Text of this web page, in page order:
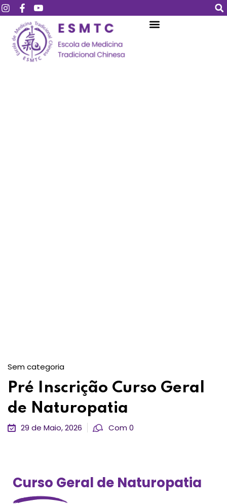
Sem categoria
Pré Inscrição Curso Geral
de Naturopatia
29 de Maio, 2026 Com 0
Curso Geral de Naturopatia
Login Assinar
Login